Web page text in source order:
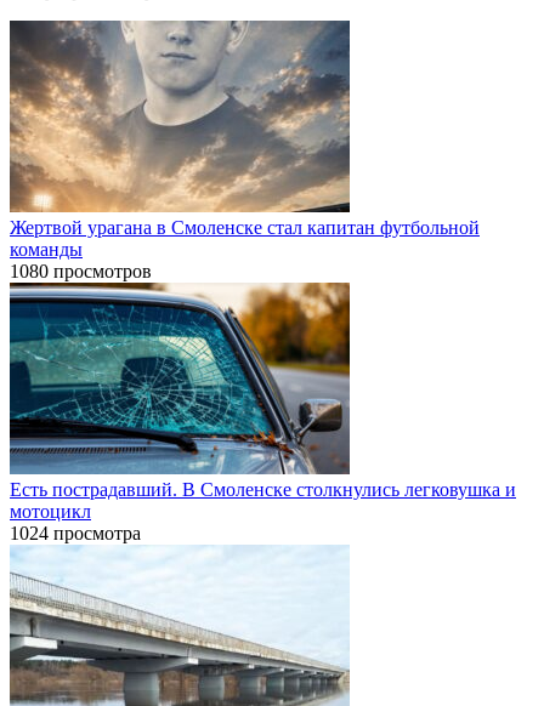
Жертвой урагана в Смоленске стал капитан футбольной
команды
1080 просмотров
Есть пострадавший. В Смоленске столкнулись легковушка и
мотоцикл
1024 просмотра